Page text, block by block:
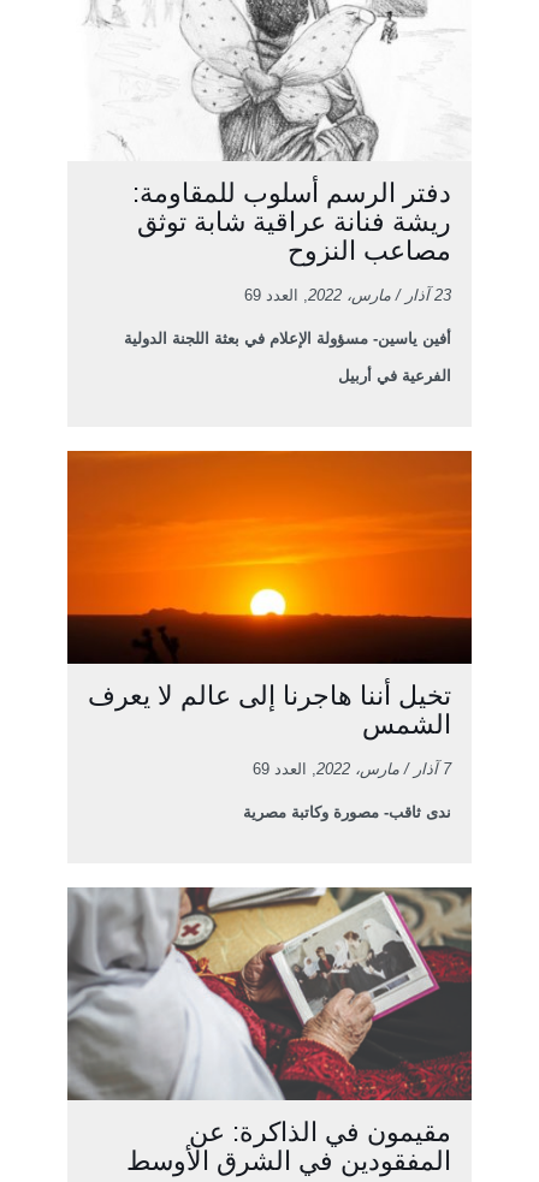
دفتر الرسم أسلوب للمقاومة:
ريشة فنانة عراقية شابة توثق
مصاعب النزوح
23 آذار / مارس، 2022 , العدد 69
أفين ياسين- مسؤولة الإعلام في بعثة اللجنة الدولية
الفرعية في أربيل
تخيل أننا هاجرنا إلى عالم لا يعرف
الشمس
7 آذار / مارس، 2022 , العدد 69
ندى ثاقب- مصورة وكاتبة مصرية
مقيمون في الذاكرة: عن
المفقودين في الشرق الأوسط